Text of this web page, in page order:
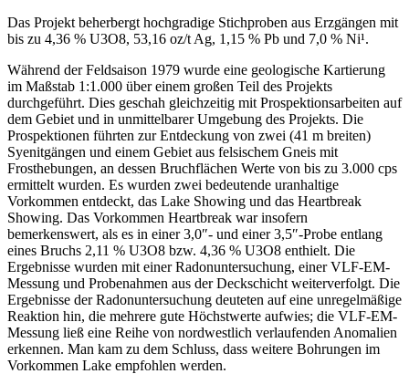
Das Projekt beherbergt hochgradige Stichproben aus Erzgängen mit
bis zu 4,36 % U3O8, 53,16 oz/t Ag, 1,15 % Pb und 7,0 % Ni¹.
Während der Feldsaison 1979 wurde eine geologische Kartierung
im Maßstab 1:1.000 über einem großen Teil des Projekts
durchgeführt. Dies geschah gleichzeitig mit Prospektionsarbeiten auf
dem Gebiet und in unmittelbarer Umgebung des Projekts. Die
Prospektionen führten zur Entdeckung von zwei (41 m breiten)
Syenitgängen und einem Gebiet aus felsischem Gneis mit
Frosthebungen, an dessen Bruchflächen Werte von bis zu 3.000 cps
ermittelt wurden. Es wurden zwei bedeutende uranhaltige
Vorkommen entdeckt, das Lake Showing und das Heartbreak
Showing. Das Vorkommen Heartbreak war insofern
bemerkenswert, als es in einer 3,0″- und einer 3,5″-Probe entlang
eines Bruchs 2,11 % U3O8 bzw. 4,36 % U3O8 enthielt. Die
Ergebnisse wurden mit einer Radonuntersuchung, einer VLF-EM-
Messung und Probenahmen aus der Deckschicht weiterverfolgt. Die
Ergebnisse der Radonuntersuchung deuteten auf eine unregelmäßige
Reaktion hin, die mehrere gute Höchstwerte aufwies; die VLF-EM-
Messung ließ eine Reihe von nordwestlich verlaufenden Anomalien
erkennen. Man kam zu dem Schluss, dass weitere Bohrungen im
Vorkommen Lake empfohlen werden.